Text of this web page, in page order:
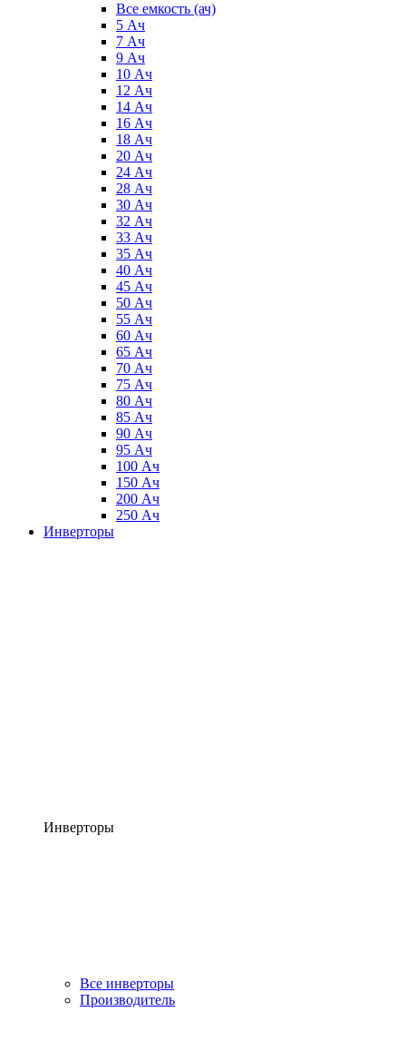
Все емкость (ач)
5 Ач
7 Ач
9 Ач
10 Ач
12 Ач
14 Ач
16 Ач
18 Ач
20 Ач
24 Ач
28 Ач
30 Ач
32 Ач
33 Ач
35 Ач
40 Ач
45 Ач
50 Ач
55 Ач
60 Ач
65 Ач
70 Ач
75 Ач
80 Ач
85 Ач
90 Ач
95 Ач
100 Ач
150 Ач
200 Ач
250 Ач
Инверторы
Инверторы
Все инверторы
Производитель